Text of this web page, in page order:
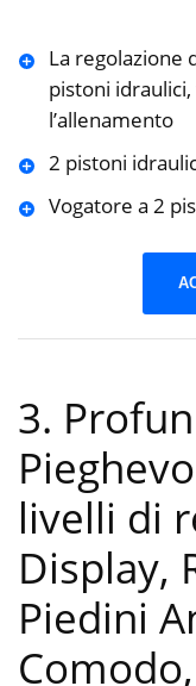
La regolazione
pistoni
l’allenamento
2 pistoni
Vogatore a 2
3.
livelli di
Display,
Piedini